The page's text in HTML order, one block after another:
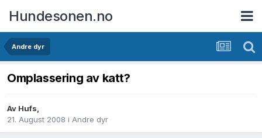
Hundesonen.no
Andre dyr
Omplassering av katt?
Av Hufs,
21. August 2008 i Andre dyr